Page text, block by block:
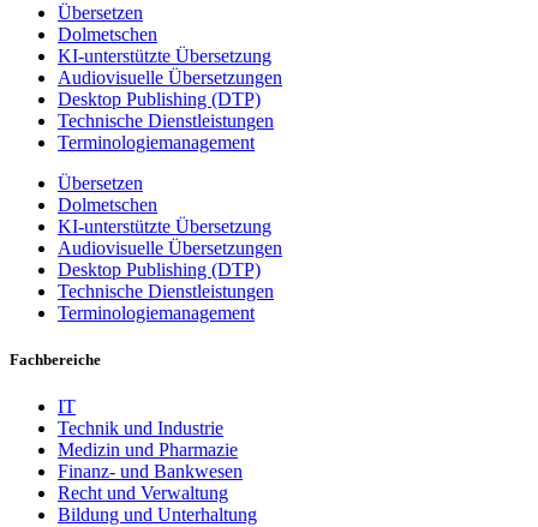
Übersetzen
Dolmetschen
KI-unterstützte Übersetzung
Audiovisuelle Übersetzungen
Desktop Publishing (DTP)
Technische Dienstleistungen
Terminologiemanagement
Übersetzen
Dolmetschen
KI-unterstützte Übersetzung
Audiovisuelle Übersetzungen
Desktop Publishing (DTP)
Technische Dienstleistungen
Terminologiemanagement
Fachbereiche
IT
Technik und Industrie
Medizin und Pharmazie
Finanz- und Bankwesen
Recht und Verwaltung
Bildung und Unterhaltung